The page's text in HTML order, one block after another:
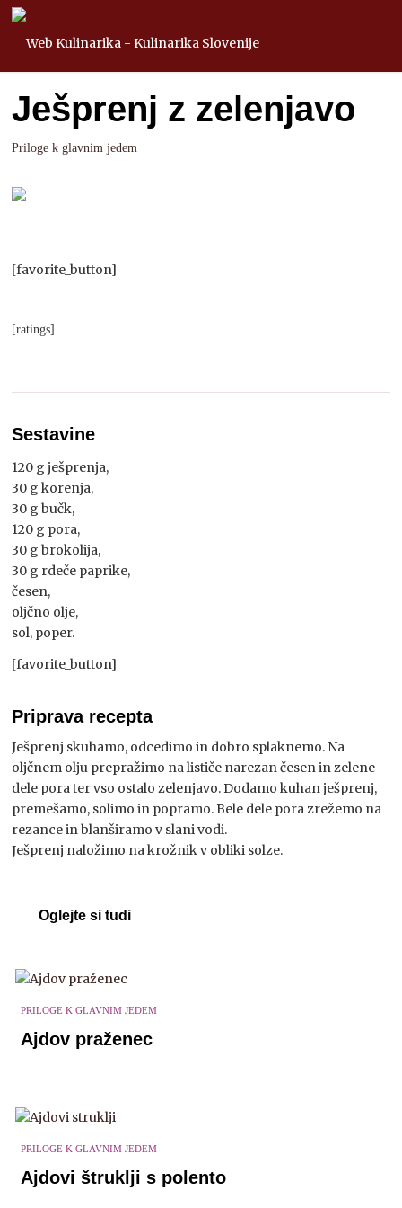
Ješprenj z zelenjavo
Priloge k glavnim jedem
[favorite_button]
[ratings]
Sestavine
120 g ješprenja,
30 g korenja,
30 g bučk,
120 g pora,
30 g brokolija,
30 g rdeče paprike,
česen,
oljčno olje,
sol, poper.
[favorite_button]
Priprava recepta
Ješprenj skuhamo, odcedimo in dobro splaknemo. Na
oljčnem olju prepražimo na lističe narezan česen in zelene
dele pora ter vso ostalo zelenjavo. Dodamo kuhan ješprenj,
premešamo, solimo in popramo. Bele dele pora zrežemo na
rezance in blanširamo v slani vodi.
Ješprenj naložimo na krožnik v obliki solze.
Oglejte si tudi
PRILOGE K GLAVNIM JEDEM
Ajdov praženec
PRILOGE K GLAVNIM JEDEM
Ajdovi štruklji s polento